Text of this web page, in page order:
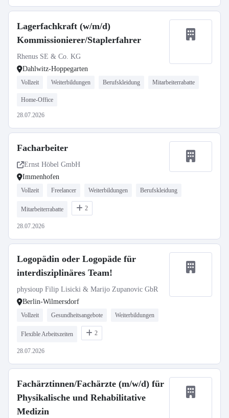
Lagerfachkraft (w/m/d)
Kommissionierer/Staplerfahrer
Rhenus SE & Co. KG
Dahlwitz-Hoppegarten
Vollzeit Weiterbildungen Berufskleidung Mitarbeiterrabatte
Home-Office
28.07.2026
Facharbeiter
Ernst Höbel GmbH
Immenhofen
Vollzeit Freelancer Weiterbildungen Berufskleidung
Mitarbeiterrabatte 2
28.07.2026
Logopädin oder Logopäde für
interdisziplinäres Team!
physioup Filip Lisicki & Marijo Zupanovic GbR
Berlin-Wilmersdorf
Vollzeit Gesundheitsangebote Weiterbildungen
Flexible Arbeitszeiten 2
28.07.2026
Fachärztinnen/Fachärzte (m/w/d) für
Physikalische und Rehabilitative
Medizin